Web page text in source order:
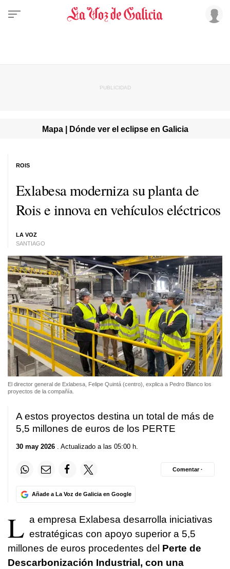
Mapa | Dónde ver el eclipse en Galicia
Exlabesa moderniza su planta de
Rois e innova en vehículos eléctricos
LA VOZ
SANTIAGO
ROIS
El director general de Exlabesa, Felipe Quintá (centro), explica a Pedro Blanco los
proyectos de la compañía.
A estos proyectos destina un total de más de
5,5 millones de euros de los PERTE
30 may 2026 . Actualizado a las 05:00 h.
Añade a La Voz de Galicia en Google
Comentar ·
L a empresa Exlabesa desarrolla iniciativas
estratégicas con apoyo superior a 5,5
millones de euros procedentes del Perte de
Descarbonización Industrial, con una